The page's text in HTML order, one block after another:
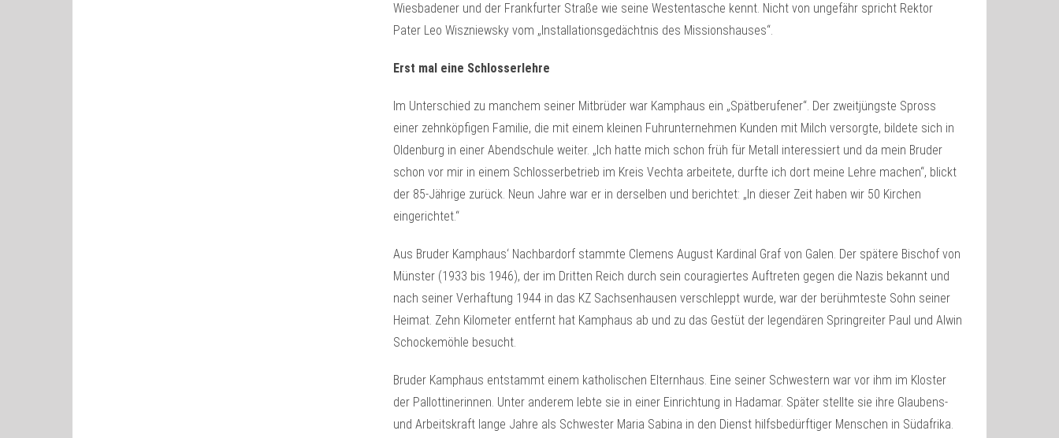
Wiesbadener und der Frankfurter Straße wie seine Westentasche kennt. Nicht von ungefähr spricht Rektor
Pater Leo Wiszniewsky vom „Installationsgedächtnis des Missionshauses“.
Erst mal eine Schlosserlehre
Im Unterschied zu manchem seiner Mitbrüder war Kamphaus ein „Spätberufener“. Der zweitjüngste Spross
einer zehnköpfigen Familie, die mit einem kleinen Fuhrunternehmen Kunden mit Milch versorgte, bildete sich in
Oldenburg in einer Abendschule weiter. „Ich hatte mich schon früh für Metall interessiert und da mein Bruder
schon vor mir in einem Schlosserbetrieb im Kreis Vechta arbeitete, durfte ich dort meine Lehre machen“, blickt
der 85-Jährige zurück. Neun Jahre war er in derselben und berichtet: „In dieser Zeit haben wir 50 Kirchen
eingerichtet.“
Aus Bruder Kamphaus‘ Nachbardorf stammte Clemens August Kardinal Graf von Galen. Der spätere Bischof von
Münster (1933 bis 1946), der im Dritten Reich durch sein couragiertes Auftreten gegen die Nazis bekannt und
nach seiner Verhaftung 1944 in das KZ Sachsenhausen verschleppt wurde, war der berühmteste Sohn seiner
Heimat. Zehn Kilometer entfernt hat Kamphaus ab und zu das Gestüt der legendären Springreiter Paul und Alwin
Schockemöhle besucht.
Bruder Kamphaus entstammt einem katholischen Elternhaus. Eine seiner Schwestern war vor ihm im Kloster
der Pallottinerinnen. Unter anderem lebte sie in einer Einrichtung in Hadamar. Später stellte sie ihre Glaubens-
und Arbeitskraft lange Jahre als Schwester Maria Sabina in den Dienst hilfsbedürftiger Menschen in Südafrika.